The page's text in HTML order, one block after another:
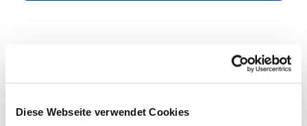
Diese Webseite verwendet Cookies